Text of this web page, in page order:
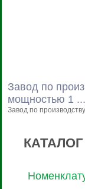
Завод по
мощностью 1
Завод по